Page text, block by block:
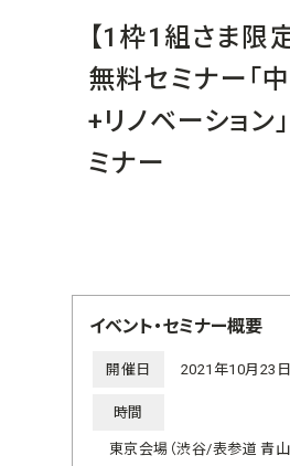
【1枠1組さま限
無料セミナー「
+リノベーション
ミナー
イベント・セミナー概要
開催日 2021年10月23
時間
東京会場（渋谷/表参道 青山